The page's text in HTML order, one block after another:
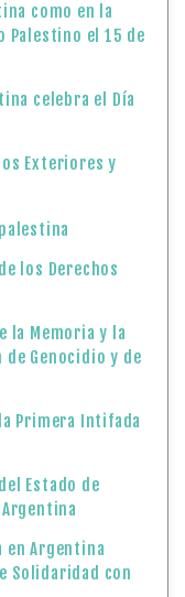
como en la
Palestino el 15 de
celebra el Día
Exteriores y
los Derechos
la Memoria y la
Genocidio y de
Primera Intifada
Estado de
en Argentina
Solidaridad con